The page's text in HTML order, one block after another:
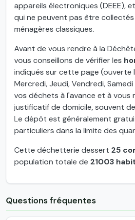
appareils électroniques (DEEE),
qui ne peuvent pas être
ménagères classiques.
Avant de vous rendre à la
vous conseillons de vérifier les
indiqués sur cette page (ouverte
Mercredi, Jeudi, Vendredi,
vos déchets à l'avance et à vous
justificatif de domicile, souvent
Le dépôt est généralement
particuliers dans la limite des
Cette déchetterie dessert 25
population totale de 21003
Questions fréquentes